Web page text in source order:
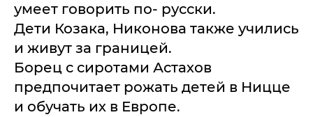
умеет говорить по- русски.
Дети Козака, Никонова также учились
и живут за границей.
Борец с сиротами Астахов
предпочитает рожать детей в Ницце
и обучать их в Европе.